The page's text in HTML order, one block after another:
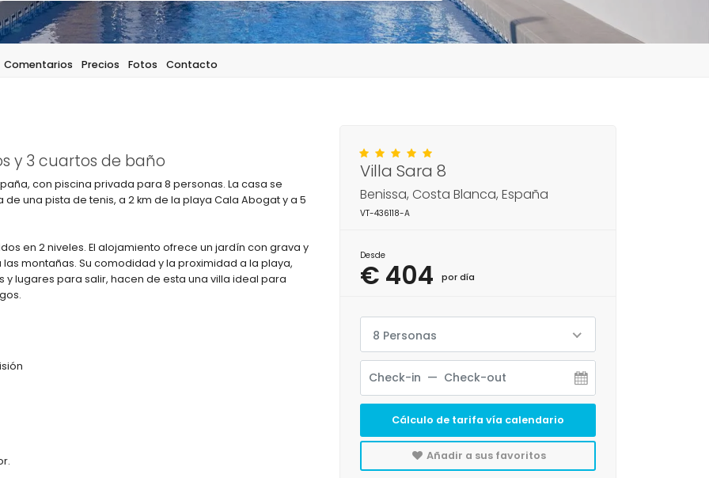
Comentarios Precios Fotos Contacto
y 3 cuartos de baño
con piscina privada para 8 personas. La casa se
una pista de tenis, a 2 km de la playa Cala Abogat y a 5
en 2 niveles. El alojamiento ofrece un jardín con grava y
montañas. Su comodidad y la proximidad a la playa,
lugares para salir, hacen de esta una villa ideal para
Villa Sara 8
Benissa, Costa Blanca, España
VT-436118-A
Desde
€ 404 por día
8 Personas
Cálculo de tarifa vía calendario
Añadir a sus favoritos